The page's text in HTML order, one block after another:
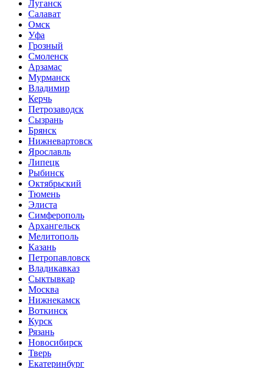
Луганск
Салават
Омск
Уфа
Грозный
Смоленск
Арзамас
Мурманск
Владимир
Керчь
Петрозаводск
Сызрань
Брянск
Нижневартовск
Ярославль
Липецк
Рыбинск
Октябрьский
Тюмень
Элиста
Симферополь
Архангельск
Мелитополь
Казань
Петропавловск
Владикавказ
Сыктывкар
Москва
Нижнекамск
Воткинск
Курск
Рязань
Новосибирск
Тверь
Екатеринбург